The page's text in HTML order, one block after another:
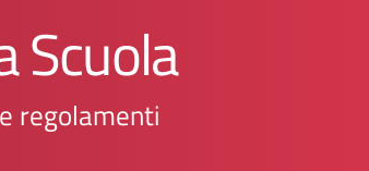
Scuola
regolamenti